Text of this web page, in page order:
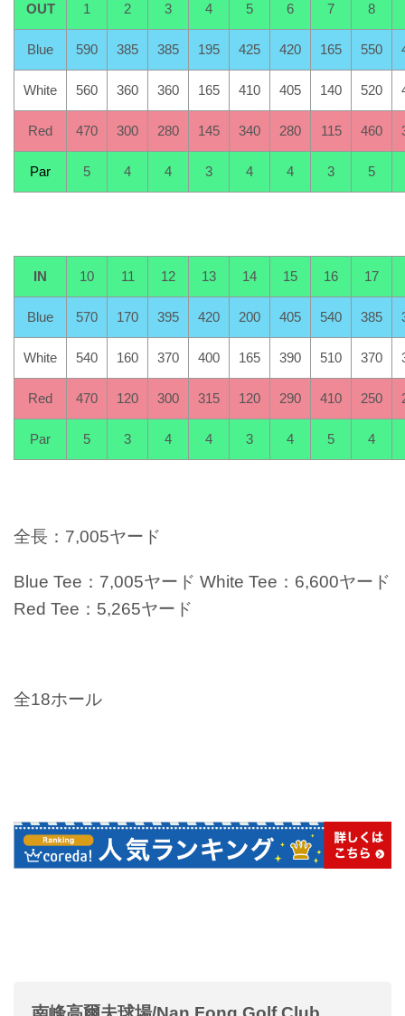
OUT 1 2 3 4 5 6 7 8
Blue 590 385 385 195 425 420 165 550
White 560 360 360 165 410 405 140 520
Red 470 300 280 145 340 280 115 460
Par 5 4 4 3 4 4 3 5
IN 10 11 12 13 14 15 16 17
Blue 570 170 395 420 200 405 540 385
White 540 160 370 400 165 390 510 370
Red 470 120 300 315 120 290 410 250
Par 5 3 4 4 3 4 5 4
全長：7,005ヤード
Blue Tee：7,005ヤード White Tee：6,600ヤード
Red Tee：5,265ヤード
全18ホール